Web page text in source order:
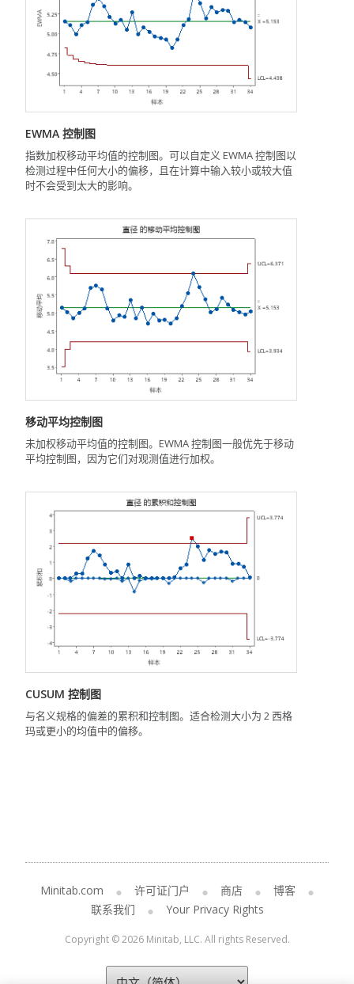
EWMA 控制图
指数加权移动平均值的控制图。可以自定义 EWMA 控制图以
检测过程中任何大小的偏移，且在计算中输入较小或较大值
时不会受到太大的影响。
移动平均控制图
未加权移动平均值的控制图。EWMA 控制图一般优先于移动
平均控制图，因为它们对观测值进行加权。
CUSUM 控制图
与名义规格的偏差的累积和控制图。适合检测大小为 2 西格
玛或更小的均值中的偏移。
Minitab.com 许可证门户 商店
博客
联系我们
Your Privacy Rights
Copyright © 2026 Minitab, LLC. All rights Reserved.